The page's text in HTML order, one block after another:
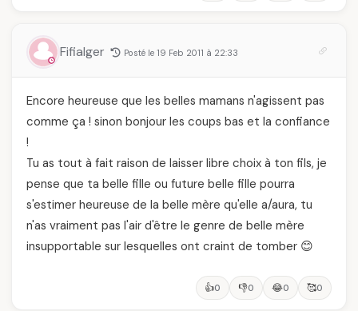
Fifialger Posté le 19 Feb 2011 à 22:33
Encore heureuse que les belles mamans n'agissent pas
comme ça ! sinon bonjour les coups bas et la confiance
!
Tu as tout à fait raison de laisser libre choix à ton fils, je
pense que ta belle fille ou future belle fille pourra
s'estimer heureuse de la belle mère qu'elle a/aura, tu
n'as vraiment pas l'air d'être le genre de belle mère
insupportable sur lesquelles ont craint de tomber 😊
👍0 👎0 😂0 🥰0